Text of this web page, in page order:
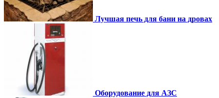
Лучшая печь для бани на дровах
Оборудование для АЗС